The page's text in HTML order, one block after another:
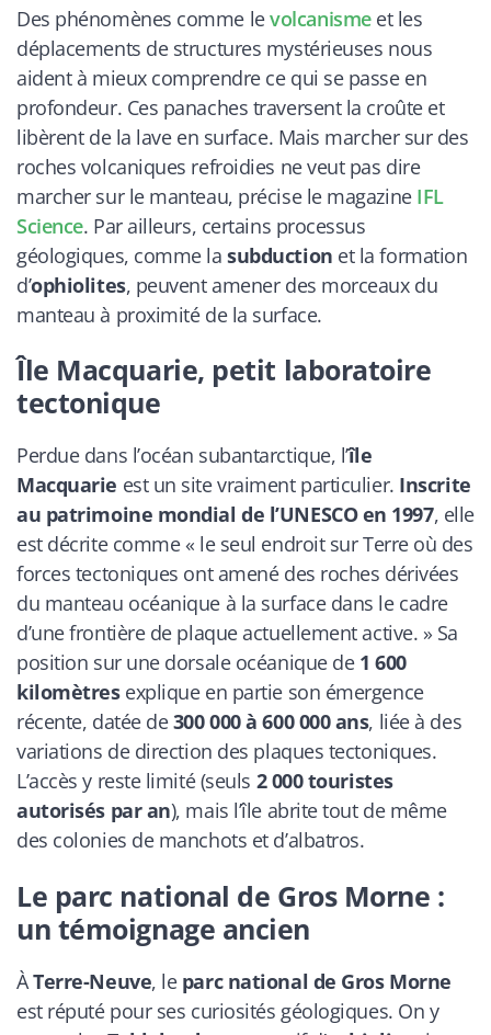
Des phénomènes comme levolcanismeet les
déplacements de structures mystérieuses nous
aident à mieux comprendre ce qui se passe en
profondeur. Ces panaches traversent la croûte et
libèrent de la lave en surface. Mais marcher sur des
roches volcaniques refroidies ne veut pas dire
marcher sur le manteau, précise le magazine IFL
Science. Par ailleurs, certains processus
géologiques, comme lasubduction et la formation
d’ophiolites, peuvent amener des morceaux du
manteau à proximité de la surface.
Île Macquarie, petit laboratoire
tectonique
Perdue dans l’océan subantarctique, l’île
Macquarie est un site vraiment particulier. Inscrite
au patrimoine mondial de l’UNESCO en 1997, elle
est décrite comme « le seul endroit sur Terre où des
forces tectoniques ont amené des roches dérivées
du manteau océanique à la surface dans le cadre
d’une frontière de plaque actuellement active. » Sa
position sur une dorsale océanique de 1 600
kilomètresexplique en partie son émergence
récente, datée de300 000 à 600 000 ans, liée à des
variations de direction des plaques tectoniques.
L’accès y reste limité (seuls 2 000 touristes
autorisés par an), mais l’île abrite tout de même
des colonies de manchots et d’albatros.
Le parc national de Gros Morne :
un témoignage ancien
ÀTerre-Neuve, le parc national de Gros Morne
est réputé pour ses curiosités géologiques. On y